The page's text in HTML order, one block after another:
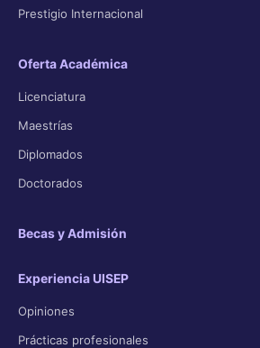
Prestigio Internacional
Oferta Académica
Licenciatura
Maestrías
Diplomados
Doctorados
Becas y Admisión
Experiencia UISEP
Opiniones
Prácticas profesionales